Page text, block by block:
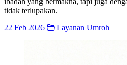
tidak terlupakan.
22 Feb 2026
Layanan Umroh